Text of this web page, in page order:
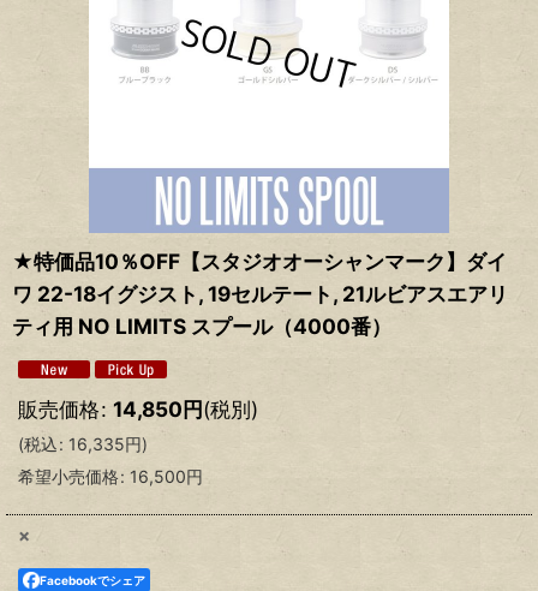
★特価品10％OFF【スタジオオーシャンマーク】ダイ
ワ 22-18イグジスト, 19セルテート, 21ルビアスエアリ
ティ用 NO LIMITS スプール（4000番）
販売価格: 14,850円(税別)
(税込: 16,335円)
希望小売価格: 16,500円
×
Facebookでシェア